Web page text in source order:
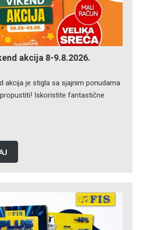
akcija 8-9.8.2026.
akcija je stigla sa sjajnim ponudama
Iskoristite fantastične